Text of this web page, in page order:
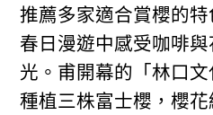
推薦多家適合賞櫻的
春日漫遊中感受咖啡
光。甫開幕的「林口
種植三株富士櫻，櫻